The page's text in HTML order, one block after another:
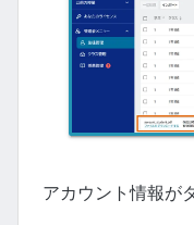
アカウント情報が